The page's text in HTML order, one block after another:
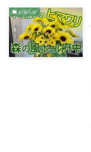
お知らせ